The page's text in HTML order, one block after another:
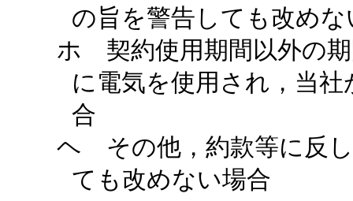
の旨を警告しても改めな
ホ 契約使用期間以外の
に電気を使用され，当
合
ヘ その他，約款等に反
ても改めない場合